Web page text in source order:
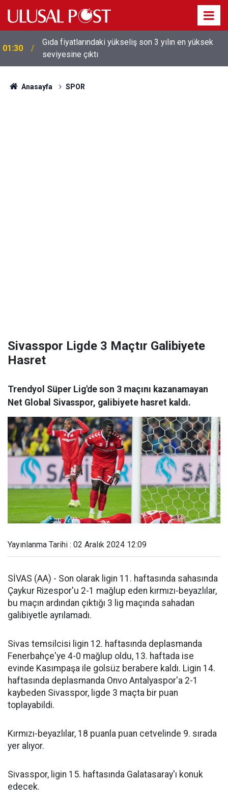
01:30
Gıda fiyatlarındaki yükseliş son 3 yılın en yüksek
seviyesine çıktı
01:26
Galatasaray'dan sekiz kişi hakkında savcılığa suç
duyurusu
Anasayfa SPOR
Sivasspor Ligde 3 Maçtır Galibiyete
Hasret
Trendyol Süper Lig'de son 3 maçını kazanamayan
Net Global Sivasspor, galibiyete hasret kaldı.
Yayınlanma Tarihi : 02 Aralık 2024 12:09
SİVAS (AA) - Son olarak ligin 11. haftasında sahasında
Çaykur Rizespor'u 2-1 mağlup eden kırmızı-beyazlılar,
bu maçın ardından çıktığı 3 lig maçında sahadan
galibiyetle ayrılamadı.
Sivas temsilcisi ligin 12. haftasında deplasmanda
Fenerbahçe'ye 4-0 mağlup oldu, 13. haftada ise
evinde Kasımpaşa ile golsüz berabere kaldı. Ligin 14.
haftasında deplasmanda Onvo Antalyaspor'a 2-1
kaybeden Sivasspor, ligde 3 maçta bir puan
toplayabildi.
Kırmızı-beyazlılar, 18 puanla puan cetvelinde 9. sırada
yer alıyor.
Sivasspor, ligin 15. haftasında Galatasaray'ı konuk
edecek.